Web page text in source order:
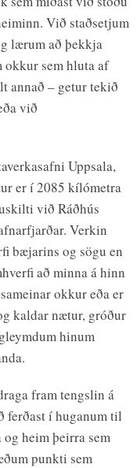
Við staðsetjum
lærum að þekkja
okkur sem hluta af
annað – getur tekið
við
Uppsala,
er í 2085 kílómetra
við Ráðhús
Verkin
bæjarins og sögu en
að minna á hinn
okkur eða er
kaldar nætur, gróður
hinum
fram tengslin á
ferðast í huganum til
heim þeirra sem
punkti sem